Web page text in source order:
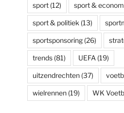
sport(12) sport &
sport & politiek (13)
sportsponsoring(26)
trends(81) UEFA (19)
uitzendrechten(37)
wielrennen(19) WK